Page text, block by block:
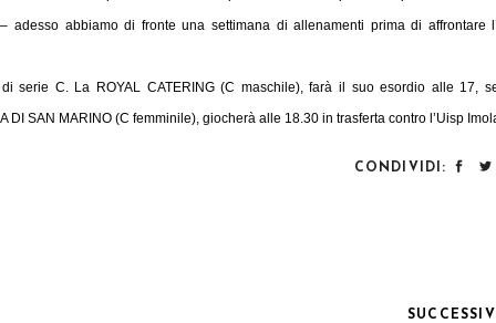
adesso abbiamo di fronte una settimana di allenamenti prima di affrontare
serie C. La ROYAL CATERING (C maschile), farà il suo esordio alle 17,
SAN MARINO (C femminile), giocherà alle 18.30 in trasferta contro l’Uisp
CONDIVIDI: